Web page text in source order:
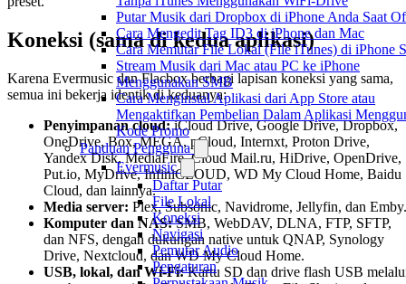
Putar Musik dari Dropbox di iPhone Anda Saat
Cara Mengedit Tag ID3 di iPhone dan Mac
Cara Memutar File Lokal (File iTunes) di iPhone
Stream Musik dari Mac atau PC ke iPhone
Menggunakan SMB
Cara Menginstal Aplikasi dari App Store atau
Mengaktifkan Pembelian Dalam Aplikasi
Kode Promo
Panduan Pengguna
Evermusic
Daftar Putar
File Lokal
Koneksi
Navigasi
Pemutar Audio
Pengaturan
Koneksi (sama di kedua aplikasi)
Karena Evermusic dan Flacbox berbagi lapisan koneksi yang sama,
semua ini bekerja identik di keduanya:
Penyimpanan cloud:iCloud Drive, Google Drive, Dropbox,
OneDrive, Box, MEGA, pCloud, Internxt, Proton Drive,
Yandex Disk, MediaFire, Cloud Mail.ru, HiDrive, OpenDrive,
Put.io, MyDrive, InfiniCLOUD, WD My Cloud Home, Baidu
Cloud, dan lainnya.
Media server: Plex, Subsonic, Navidrome, Jellyfin, dan Emby.
Komputer dan NAS:SMB, WebDAV, DLNA, FTP, SFTP,
dan NFS, dengan dukungan native untuk QNAP, Synology
Drive, Nextcloud, dan WD My Cloud Home.
USB, lokal, dan Wi-Fi:Kartu SD dan drive flash USB